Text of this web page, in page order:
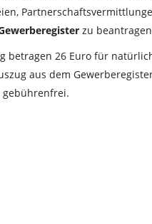
zu
betragen 26 Euro für
aus dem
gebührenfrei.